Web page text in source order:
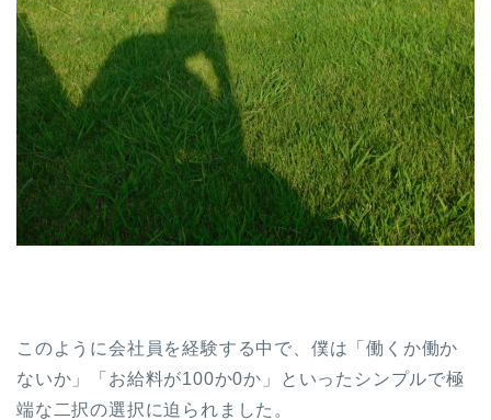
このように会社員を経験する中で、僕は「働くか働か
ないか」「お給料が100か0か」といったシンプルで極
端な二択の選択に迫られました。